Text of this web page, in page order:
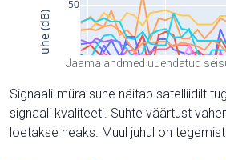
Jaama andmed uuendatud
Signaali-müra suhe näitab satelliidilt
signaali kvaliteeti. Suhte väärtust
loetakse heaks. Muul juhul on tegemist